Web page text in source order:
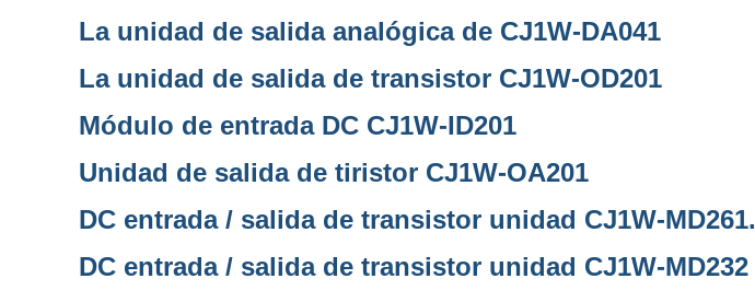
La unidad de salida analógica de CJ1W-DA041
La unidad de salida de transistor CJ1W-OD201
Módulo de entrada DC CJ1W-ID201
Unidad de salida de tiristor CJ1W-OA201
DC entrada / salida de transistor unidad CJ1W-MD261.
DC entrada / salida de transistor unidad CJ1W-MD232